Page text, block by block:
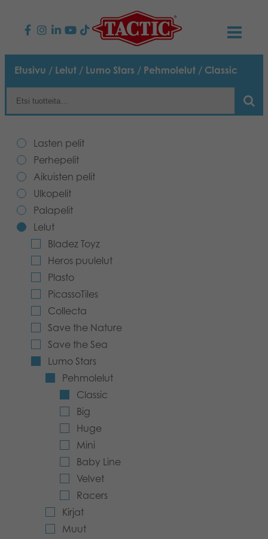
KAUPPA
Lasten pelit
Aikuisten pelit
Ulkopelit
Lelut
Kirjat
Arkistoidut tuotteet
Promotuotteet
Sovellukset
AJANKOHTAISTA
Tapa toimia
Vastuullisuus
Tarina
YHTEYSTIEDOT
Ota yhteyttä
Reklamaatiot
Sivustot
Medialle
PLAY CLUB
OSTOSKORI
OMA TILI
Etusivu / Lelut / Lumo Stars / Pehmolelut / Classic
Lasten pelit
Perhepelit
Aikuisten pelit
Ulkopelit
Palapelit
Lelut
Bladez Toyz
Heros puulelut
Plasto
PicassoTiles
Collecta
Save the Nature
Save the Sea
Lumo Stars
Pehmolelut
Classic
Big
Huge
Mini
Baby Line
Velvet
Racers
Kirjat
Muut